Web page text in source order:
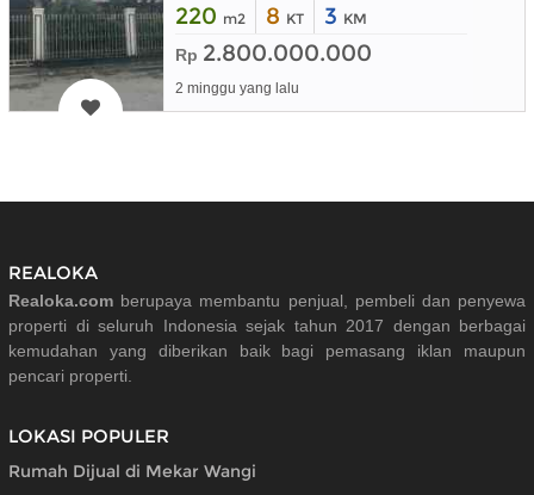
220 m2 8 KT 3 KM
Rp 2.800.000.000
2 minggu yang lalu
REALOKA
Realoka.com berupaya membantu penjual, pembeli dan penyewa
properti di seluruh Indonesia sejak tahun 2017 dengan berbagai
kemudahan yang diberikan baik bagi pemasang iklan maupun
pencari properti.
LOKASI POPULER
Rumah Dijual di Mekar Wangi